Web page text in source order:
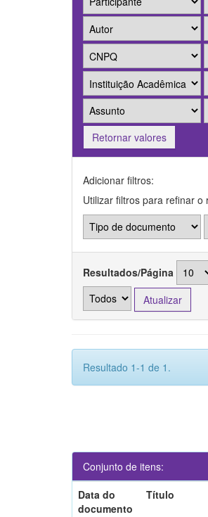
Retornar valores
Adicionar filtros:
Utilizar filtros para refinar o
Resultados/Página
Resultado 1-1 de 1.
Conjunto de itens:
Data do
documento
Título